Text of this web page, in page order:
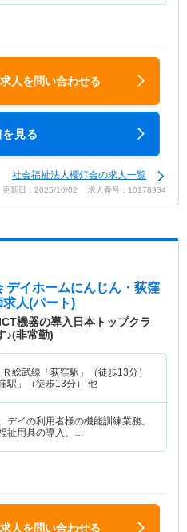
人を問い合わせる
見る
社会福祉法人櫻灯会の求人一覧
更新日：2025/10/02 求人番号：10178934
デイホームにんじん・荻窪
人(パート)
機器の導入日本トップクラ
♪(非常勤)
Ｒ総武線「荻窪駅」（徒歩13分）
駅」（徒歩13分） 他
デイの利用者様の機能訓練業務。
祉用具の導入、…
人を問い合わせる